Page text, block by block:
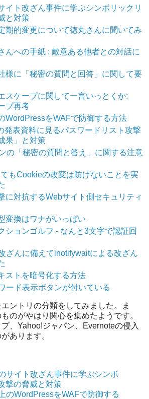
イト改ざん事件に学ぶシンボリックリ
と対策
期的変更について徳丸さんに聞いてみ
んへの手紙 : 敵意ある他者との対話に
様に「秘密の質問と回答」に関して要
スケープに関して一言いっとくか:
プ再考
WordPressをWAFで防御する方法
発表資料に見るパスワードリスト攻撃
果」と対策
の「秘密の質問と答え」に関する注意
もCookieの改変は防げないことを実
に対抗するWebサイト側セキュリティ
変換はワナがいっぱい
ションゴルフ - なんと3文字で認証回
ざんに備えてinotifywaitによる改ざん
ストを暗号化する方法
ード表示ボタンが付いている
ントリの分類をしてみました。ま
のがやはり関心を集めたようです。
プ、Yahoo!ジャパン、Evernoteの侵入
あります。
サイト改ざん事件に学ぶシンボ
撃の脅威と対策
のWordPressをWAFで防御する